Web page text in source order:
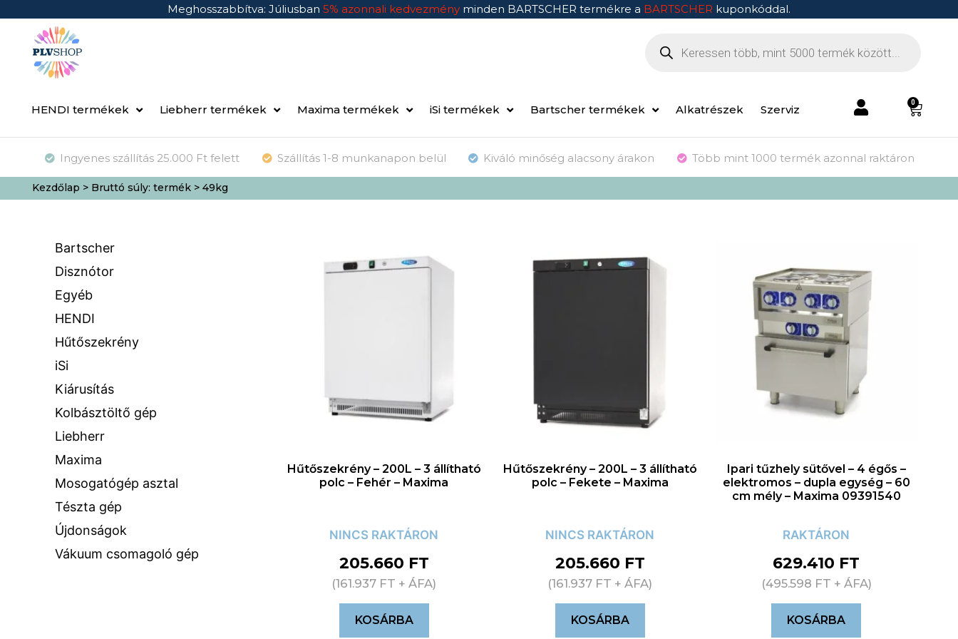
Meghosszabbítva: Júliusban 5% azonnali kedvezmény minden BARTSCHER termékre a BARTSCHER kuponkóddal.
HENDI termékek Liebherr termékek Maxima termékek iSi termékek Bartscher termékek Alkatrészek Szerviz
0
Ingyenes szállítás 25.000 Ft felett Szállítás 1-8 munkanapon belül Kiváló minőség alacsony árakon Több mint 1000 termék azonnal raktáron
Kezdőlap > Bruttó súly: termék > 49kg
Bartscher
Disznótor
Egyéb
HENDI
Hűtőszekrény
iSi
Kiárusítás
Kolbásztöltő gép
Liebherr
Maxima
Mosogatógép asztal
Tészta gép
Újdonságok
Vákuum csomagoló gép
Hűtőszekrény – 200L – 3 állítható
polc – Fehér – Maxima
NINCS RAKTÁRON
205.660 FT
(161.937 FT + ÁFA)
KOSÁRBA
Hűtőszekrény – 200L – 3 állítható
polc – Fekete – Maxima
NINCS RAKTÁRON
205.660 FT
(161.937 FT + ÁFA)
KOSÁRBA
Ipari tűzhely sütővel – 4 égős –
elektromos – dupla egység – 60
cm mély – Maxima 09391540
RAKTÁRON
629.410 FT
(495.598 FT + ÁFA)
KOSÁRBA